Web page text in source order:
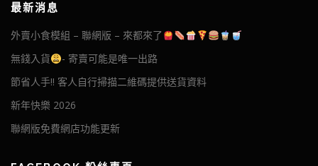
最新消息
外賣小食模組 – 聯網版 – 來都來了
無錢入貨
- 寄賣可能是唯一出路
節省人手!! 客人自行掃描二維碼提供送貨資料
新年快樂 2026
聯網版免費網店功能更新